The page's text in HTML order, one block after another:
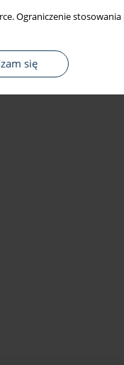
Ograniczenie
się